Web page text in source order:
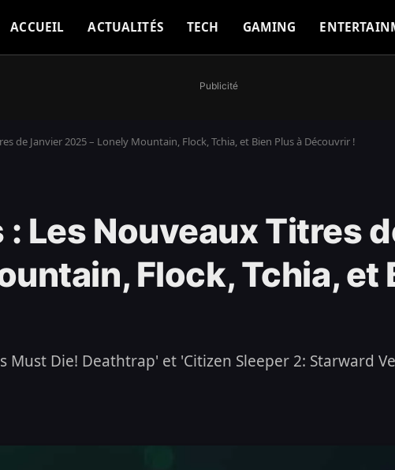
ACCUEIL ACTUALITÉS TECH GAMING
Publicité
de Janvier 2025 – Lonely Mountain, Flock, Tchia, et Bien Plus à Découvrir !
: Les Nouveaux Titres
Flock, Tchia, et
Die! Deathtrap' et 'Citizen Sleeper 2: Starward